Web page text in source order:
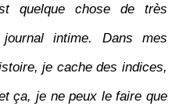
quelque chose de très
intime. Dans mes
je cache des indices,
ça, je ne peux le faire que